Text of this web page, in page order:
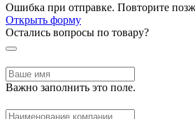
Ошибка при отправке. Повторите
Открыть форму
Остались вопросы по товару?
Важно заполнить это поле.